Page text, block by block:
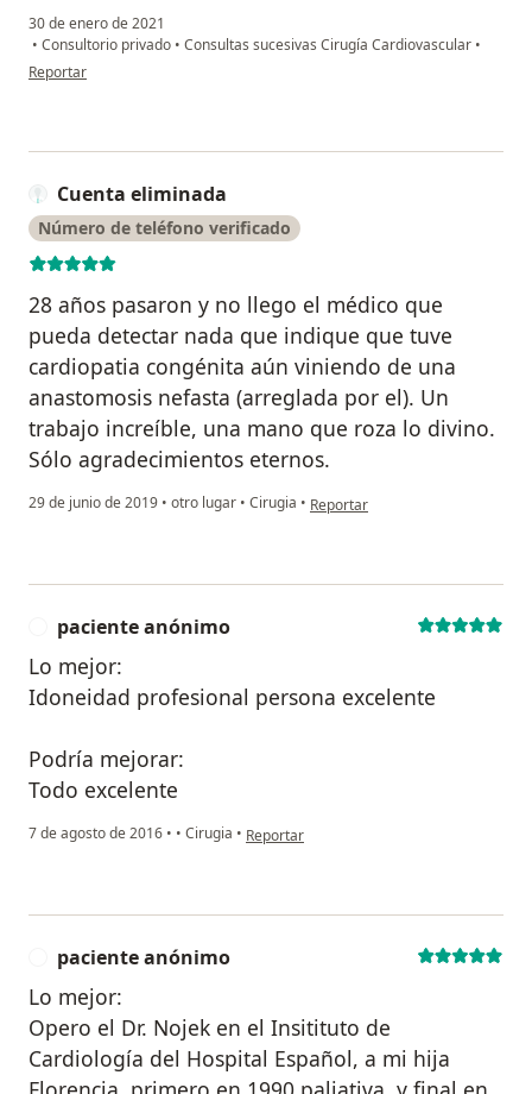
30 de enero de 2021
• Consultorio privado • Consultas sucesivas Cirugía Cardiovascular •
en opinión del usuario Gachi
Reportar
Cuenta eliminada
Número de teléfono verificado
28 años pasaron y no llego el médico que
pueda detectar nada que indique que tuve
cardiopatia congénita aún viniendo de una
anastomosis nefasta (arreglada por el). Un
trabajo increíble, una mano que roza lo divino.
Sólo agradecimientos eternos.
29 de junio de 2019 • otro lugar • Cirugia • en opinión del usuario Cuenta
Reportar
paciente anónimo
Lo mejor:
Idoneidad profesional persona excelente
Podría mejorar:
Todo excelente
7 de agosto de 2016 • • Cirugia • en opinión del usuario paciente anónimo
Reportar
paciente anónimo
Lo mejor:
Opero el Dr. Nojek en el Insitituto de
Cardiología del Hospital Español, a mi hija